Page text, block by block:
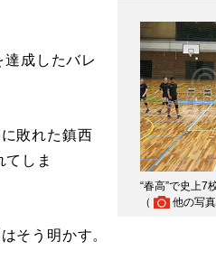
“春高”で史上7
（
他の写
成したバレ
敗れた鎮西
てしま
そう明かす。